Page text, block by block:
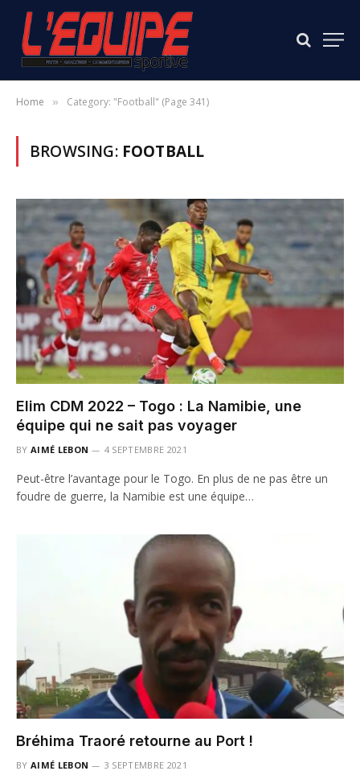
Home » Category: "Football" (Page 341)
BROWSING: FOOTBALL
Elim CDM 2022 – Togo : La Namibie, une
équipe qui ne sait pas voyager
BY AIMÉ LEBON 4 SEPTEMBRE 2021
Peut-être l’avantage pour le Togo. En plus de ne pas être un
foudre de guerre, la Namibie est une équipe…
Bréhima Traoré retourne au Port !
BY AIMÉ LEBON 3 SEPTEMBRE 2021